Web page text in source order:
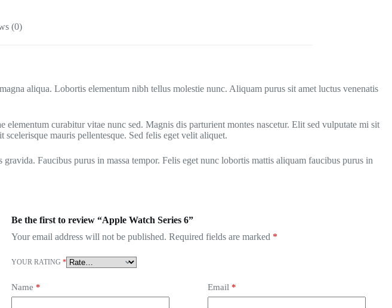
(0)
aliqua. Lobortis elementum nibh tellus molestie nunc. Aliquam purus sit amet luctus venenatis
curabitur vitae nunc sed. Magnis dis parturient montes nascetur. Elit sed vulputate mi sit
mauris pellentesque. Sed felis eget velit aliquet.
Faucibus purus in massa tempor. Felis eget nunc lobortis mattis aliquam faucibus purus in
Be the first to review “Apple Watch Series 6”
Your email address will not be published. Required fields are marked *
YOUR RATING *
Name * Email *